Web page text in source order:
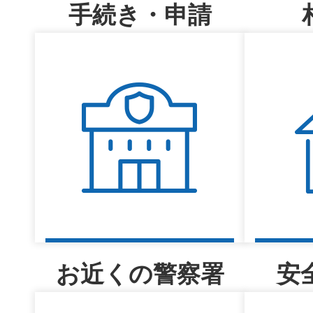
手続き・申請
お近くの警察署 安